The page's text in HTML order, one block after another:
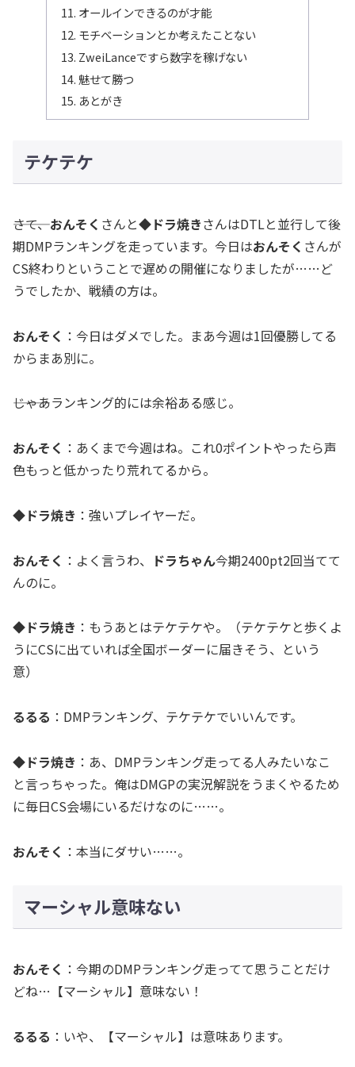
オールインできるのが才能
モチベーションとか考えたことない
ZweiLanceですら数字を稼げない
魅せて勝つ
あとがき
テケテケ
―――さて、おんそく さんと◆ドラ焼きさんはDTLと並行して後
期DMPランキングを走っています。今日はおんそく さんが
CS終わりということで遅めの開催になりましたが……ど
うでしたか、戦績の方は。
おんそく ：今日はダメでした。まあ今週は1回優勝してる
からまあ別に。
―――じゃあランキング的には余裕ある感じ。
おんそく ：あくまで今週はね。これ0ポイントやったら声
色もっと低かったり荒れてるから。
◆ドラ焼き ：強いプレイヤーだ。
おんそく ：よく言うわ、 ドラちゃん今期2400pt2回当てて
んのに。
◆ドラ焼き ：もうあとはテケテケや。（テケテケと歩くよ
うにCSに出ていれば全国ボーダーに届きそう、という
意）
るるる ：DMPランキング、テケテケでいいんです。
◆ドラ焼き ：あ、DMPランキング走ってる人みたいなこ
と言っちゃった。俺はDMGPの実況解説をうまくやるため
に毎日CS会場にいるだけなのに……。
おんそく ：本当にダサい……。
マーシャル意味ない
おんそく ：今期のDMPランキング走ってて思うことだけ
どね…【マーシャル】意味ない！
るるる ：いや、【マーシャル】は意味あります。